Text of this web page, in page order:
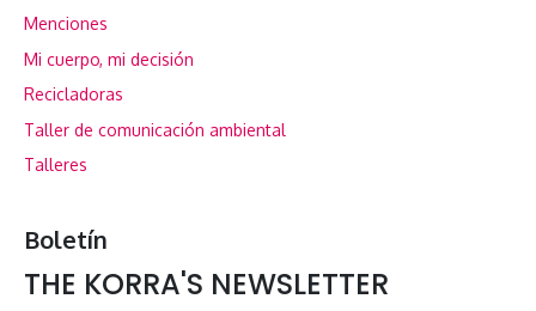
Menciones
Mi cuerpo, mi decisión
Recicladoras
Taller de comunicación ambiental
Talleres
Boletín
THE KORRA'S NEWSLETTER